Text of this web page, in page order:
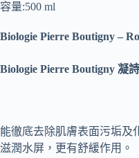
容量:500 ml
Biologie Pierre Boutigny –
Biologie Pierre Boutigny 凝
能徹底去除肌膚表面污垢及
滋潤水屏，更有舒緩作用。